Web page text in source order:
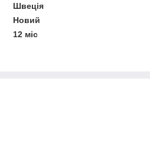
Швеція
Новий
12 міс